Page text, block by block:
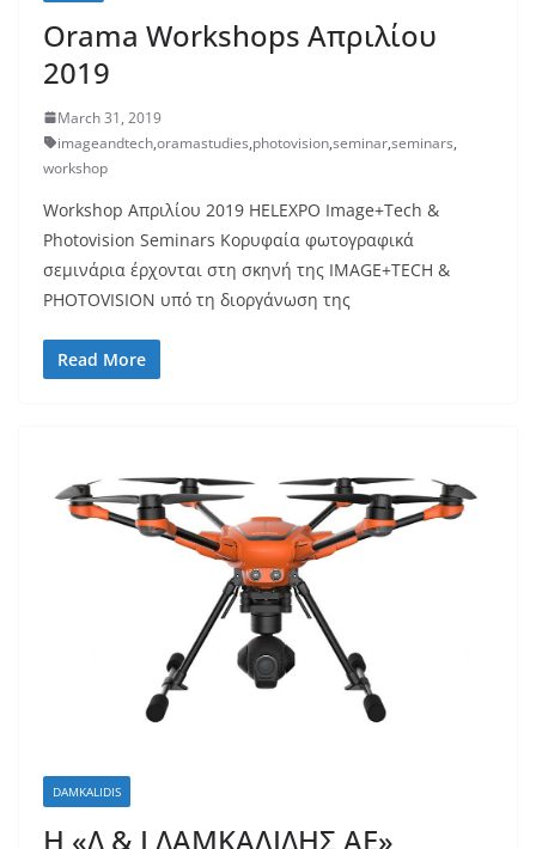
Orama Workshops Απριλίου
2019
March 31, 2019
imageandtech,oramastudies,photovision,seminar,seminars,
workshop
Workshop Απριλίου 2019 HELEXPO Image+Tech &
Photovision Seminars Κορυφαία φωτογραφικά
σεμινάρια έρχονται στη σκηνή της IMAGE+TECH &
PHOTOVISION υπό τη διοργάνωση της
Read More
DAMKALIDIS
Η «Δ & Ι ΔΑΜΚΑΛΙΔΗΣ ΑΕ»